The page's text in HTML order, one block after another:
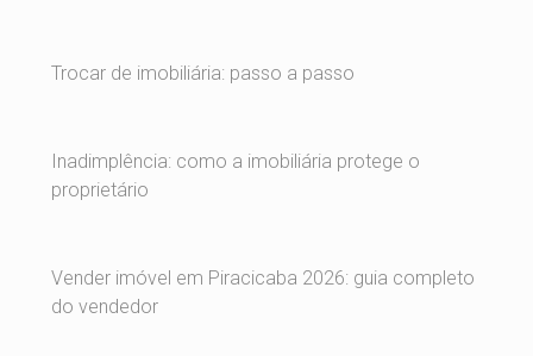
Trocar de imobiliária: passo a passo
Inadimplência: como a imobiliária protege o
proprietário
Vender imóvel em Piracicaba 2026: guia completo
do vendedor